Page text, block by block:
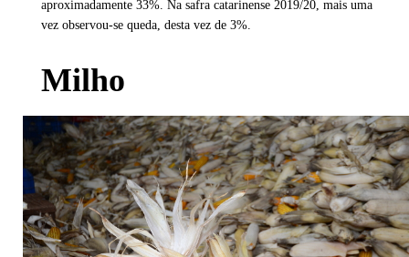
aproximadamente 33%. Na safra catarinense 2019/20, mais uma
vez observou-se queda, desta vez de 3%.
Milho